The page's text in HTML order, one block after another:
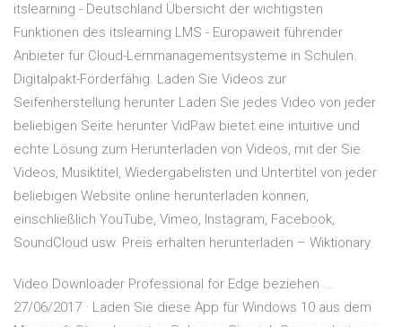
itslearning - Deutschland Übersicht der wichtigsten
Funktionen des itslearning LMS - Europaweit führender
Anbieter für Cloud-Lernmanagementsysteme in Schulen.
Digitalpakt-Förderfähig. Laden Sie Videos zur
Seifenherstellung herunter Laden Sie jedes Video von jeder
beliebigen Seite herunter VidPaw bietet eine intuitive und
echte Lösung zum Herunterladen von Videos, mit der Sie
Videos, Musiktitel, Wiedergabelisten und Untertitel von jeder
beliebigen Website online herunterladen können,
einschließlich YouTube, Vimeo, Instagram, Facebook,
SoundCloud usw. Preis erhalten herunterladen – Wiktionary
Video Downloader Professional for Edge beziehen ...
27/06/2017 · Laden Sie diese App für Windows 10 aus dem